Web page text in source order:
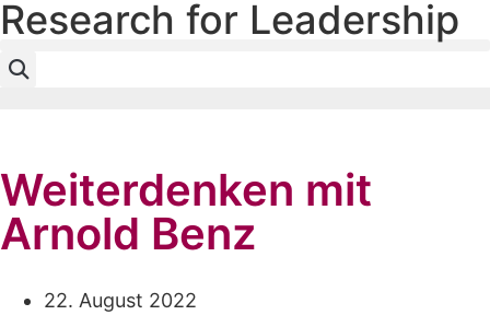
Research for Leadership
Weiterdenken mit
Arnold Benz
22. August 2022